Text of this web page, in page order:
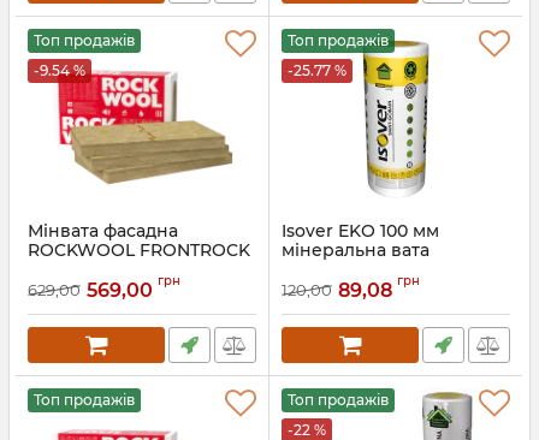
Топ продажів
-9.54 %
Мінвата фасадна
ROCKWOOL FRONTROCK
мінеральна вата Роквул
629,00 569,00 грн
Топ продажів
-25.77 %
Isover EKO 100 мм
мінеральна вата
120,00 89,08 грн
Топ продажів
Топ продажів
-22 %